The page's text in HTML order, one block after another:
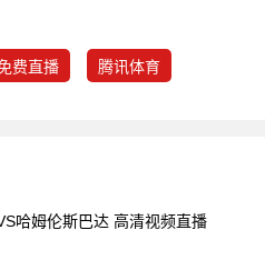
费直播 腾讯体育
哈姆伦斯巴达 高清视频直播